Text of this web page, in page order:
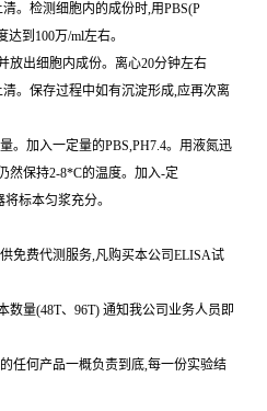
。检测细胞内的成份时,用PBS(P
到100万/ml左右。
放出细胞内成份。离心20分钟左右
。保存过程中如有沉淀形成,应再次离
。加入一定量的PBS,PH7.4。用液氮迅
然保持2-8*C的温度。加入-定
标本匀浆充分。
免费代测服务,凡购买本公司ELISA试
数量(48T、96T) 通知我公司业务人员即
任何产品一概负责到底,每一份实验结